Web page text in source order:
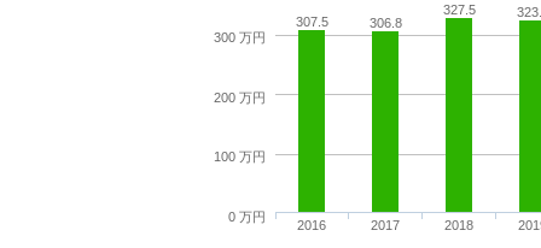
307.5 306.8
327.5
2016 2017 2018
0 万円
100 万円
200 万円
300 万円